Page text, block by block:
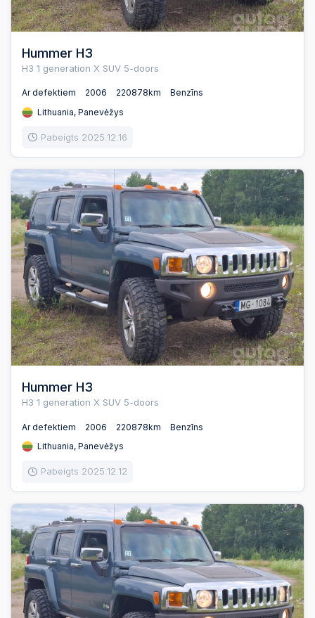
Hummer H3
H3 1 generation X SUV 5-doors
Ar defektiem 2006 220878km
Benzīns
Lithuania, Panevėžys
Pabeigts 2025.12.16
Hummer H3
H3 1 generation X SUV 5-doors
Ar defektiem 2006 220878km
Benzīns
Lithuania, Panevėžys
Pabeigts 2025.12.12